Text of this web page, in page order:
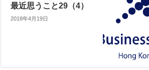
最近思うこと29（4）
2018年4月19日